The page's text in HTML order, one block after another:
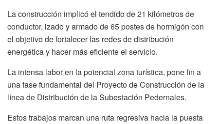
La construcción implicó el tendido de 21 kilómetros de
conductor, izado y armado de 65 postes de hormigón con
el objetivo de fortalecer las redes de distribución
energética y hacer más eficiente el servicio.
La intensa labor en la potencial zona turística, pone fin a
una fase fundamental del Proyecto de Construcción de la
línea de Distribución de la Subestación Pedernales.
Estos trabajos marcan una ruta regresiva hacia la puesta